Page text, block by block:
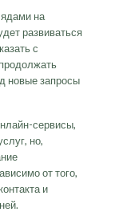
на
развиваться
с
новые запросы
сервисы,
но,
от того,
и